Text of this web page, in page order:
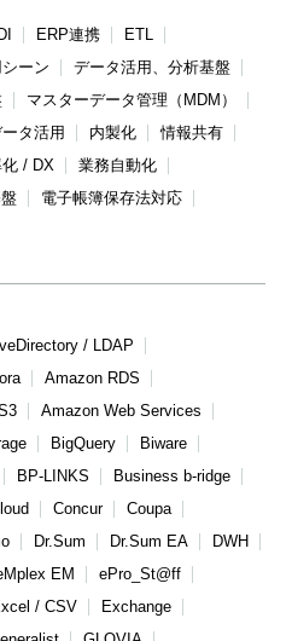
ERP連携
ETL
ーン
データ活用、分析基盤
マスターデータ管理（MDM）
タ活用 内製化
情報共有
/ DX
業務自動化
電子帳簿保存法対応
/ LDAP
Amazon RDS
Amazon Web Services
BigQuery
Biware
BP-LINKS
Business b-ridge
Concur
Coupa
Dr.Sum Dr.Sum EA
DWH
EM
ePro_St@ff
/ CSV
Exchange